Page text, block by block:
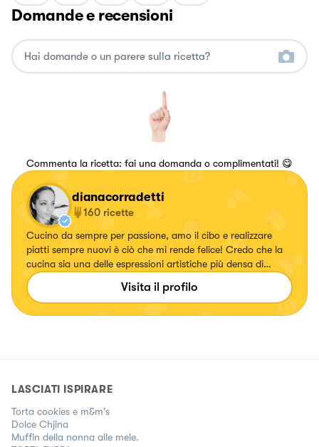
Domande e recensioni
Commenta la ricetta: fai una domanda o complimentati! 😋
dianacorradetti
160 ricette
Cucino da sempre per passione, amo il cibo e realizzare
piatti sempre nuovi è ciò che mi rende felice! Credo che la
cucina sia una delle espressioni artistiche più densa di
amore che esista💖
https://www.instagram.com/dianacor14/
Visita il profilo
LASCIATI ISPIRARE
Torta cookies e m&m's
Dolce Chjina
Muffin della nonna alle mele.